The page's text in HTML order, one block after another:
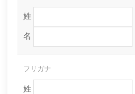
姓
名
フリガナ
姓